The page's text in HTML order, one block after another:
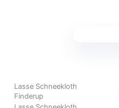
Lasse Schneekloth
Finderup